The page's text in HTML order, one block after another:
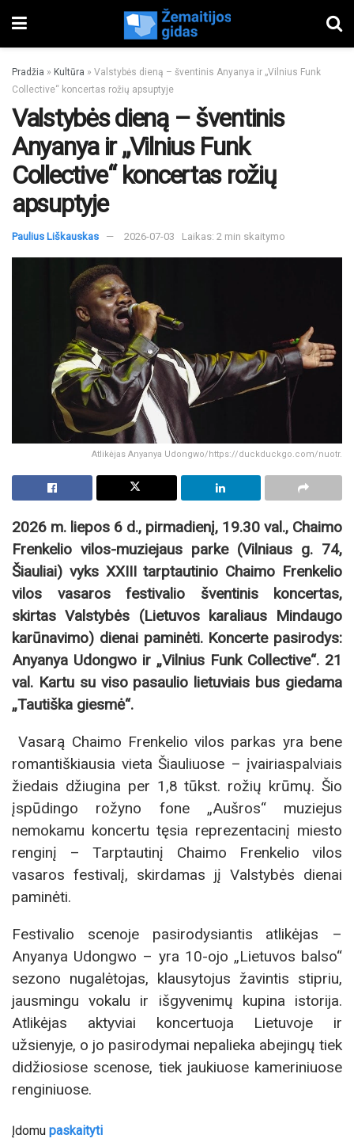
Pradžia » Kultūra » Valstybės dieną – šventinis Anyanya ir „Vilnius Funk
Collective“ koncertas rožių apsuptyje
Valstybės dieną – šventinis
Anyanya ir „Vilnius Funk
Collective“ koncertas rožių
apsuptyje
Paulius Liškauskas 2026-07-03 Laikas: 2 min skaitymo
Atlikėjas Anyanya Udongwo/https://duckduckgo.com/nuotr.
2026 m. liepos 6 d., pirmadienį, 19.30 val., Chaimo
Frenkelio vilos-muziejaus parke (Vilniaus g. 74,
Šiauliai) vyks XXIII tarptautinio Chaimo Frenkelio
vilos vasaros festivalio šventinis koncertas,
skirtas Valstybės (Lietuvos karaliaus Mindaugo
karūnavimo) dienai paminėti. Koncerte pasirodys:
Anyanya Udongwo ir „Vilnius Funk Collective“. 21
val. Kartu su viso pasaulio lietuviais bus giedama
„Tautiška giesmė“.
Vasarą Chaimo Frenkelio vilos parkas yra bene
romantiškiausia vieta Šiauliuose – įvairiaspalviais
žiedais džiugina per 1,8 tūkst. rožių krūmų. Šio
įspūdingo rožyno fone „Aušros“ muziejus
nemokamu koncertu tęsia reprezentacinį miesto
renginį – Tarptautinį Chaimo Frenkelio vilos
vasaros festivalį, skirdamas jį Valstybės dienai
paminėti.
Festivalio scenoje pasirodysiantis atlikėjas –
Anyanya Udongwo – yra 10-ojo „Lietuvos balso“
sezono nugalėtojas, klausytojus žavintis stipriu,
jausmingu vokalu ir išgyvenimų kupina istorija.
Atlikėjas aktyviai koncertuoja Lietuvoje ir
užsienyje, o jo pasirodymai nepalieka abejingų tiek
didžiosiose scenose, tiek jaukiuose kameriniuose
renginiuose.
Įdomu paskaityti